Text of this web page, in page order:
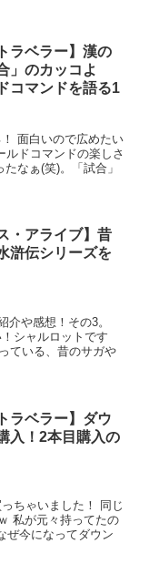
ラベラー】漢の
」のカッコよ
コマンドを語る1
面白いので広めたい
ドコマンドの楽しさ
なぁ(笑)。「試合」
・アライブ】昔
滸伝シリーズを
介や感想！その3。
シャルロットです
ている、昔のサガや
ラベラー】ダウ
入！2本目購入の
ちゃいました！ 同じ
私が元々持ってたの
ぜ今になってダウン